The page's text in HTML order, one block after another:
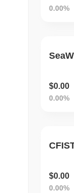
0.00%
$0.00
0.00%
$0.00
0.00%